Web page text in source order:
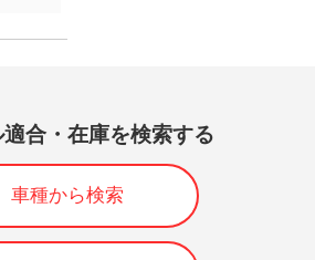
合・在庫を検索する
車種から検索